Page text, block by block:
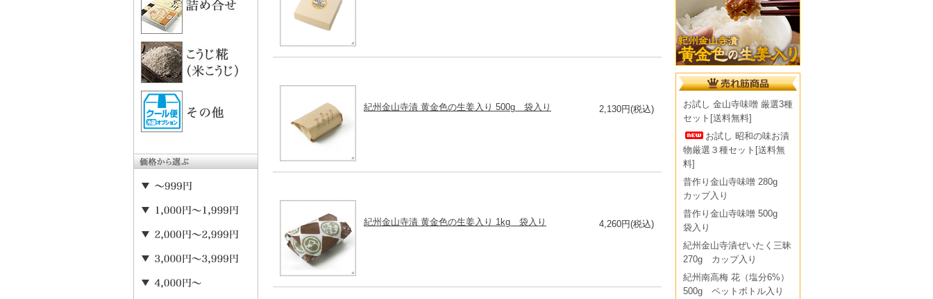
紀州金山寺漬 黄金色の生姜入り 500g 袋入り 2,130円(税込)
紀州金山寺漬 黄金色の生姜入り 1kg 袋入り 4,260円(税込)
お試し 金山寺味噌 厳選3種
セット[送料無料]
お試し 昭和の味お漬
物厳選３種セット[送料無
料]
昔作り金山寺味噌 280g
カップ入り
昔作り金山寺味噌 500g
袋入り
紀州金山寺漬ぜいたく三昧
270g カップ入り
紀州南高梅 花（塩分6%）
500g ペットボトル入り